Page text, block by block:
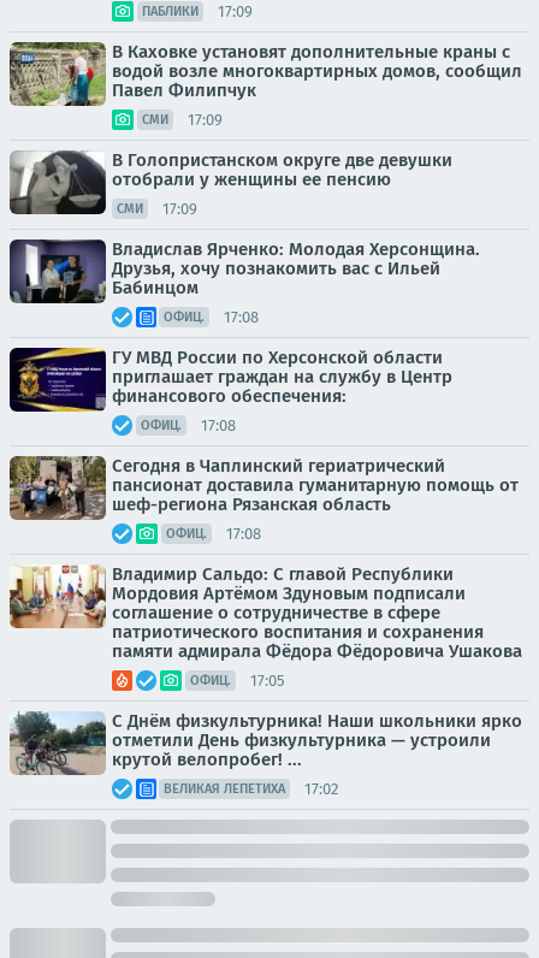
ПАБЛИКИ 17:09
В Каховке установят дополнительные краны с
водой возле многоквартирных домов, сообщил
Павел Филипчук
СМИ 17:09
В Голопристанском округе две девушки
отобрали у женщины ее пенсию
СМИ 17:09
Владислав Ярченко: Молодая Херсонщина.
Друзья, хочу познакомить вас с Ильей
Бабинцом
ОФИЦ. 17:08
ГУ МВД России по Херсонской области
приглашает граждан на службу в Центр
финансового обеспечения:
ОФИЦ. 17:08
Сегодня в Чаплинский гериатрический
пансионат доставила гуманитарную помощь от
шеф-региона Рязанская область
ОФИЦ. 17:08
Владимир Сальдо: С главой Республики
Мордовия Артёмом Здуновым подписали
соглашение о сотрудничестве в сфере
патриотического воспитания и сохранения
памяти адмирала Фёдора Фёдоровича Ушакова
ОФИЦ. 17:05
С Днём физкультурника! Наши школьники ярко
отметили День физкультурника — устроили
крутой велопробег! ...
ВЕЛИКАЯ ЛЕПЕТИХА 17:02